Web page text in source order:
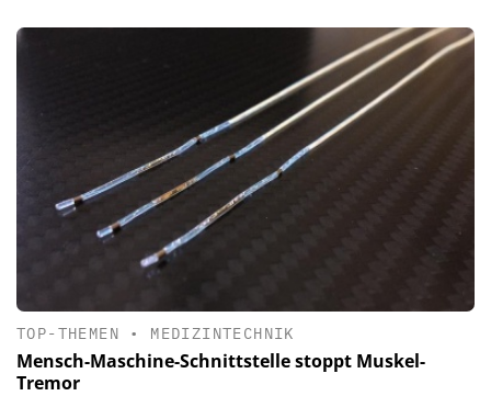
TOP-THEMEN • MEDIZINTECHNIK
Mensch-Maschine-Schnittstelle stoppt Muskel-
Tremor